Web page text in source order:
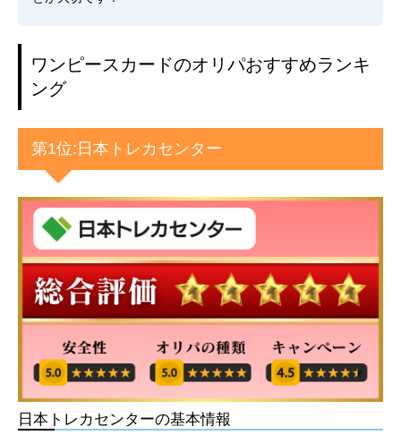
ワンピースカードのオリパおすすめランキ
ング
第1位:日本トレカセンター
日本トレカセンターの基本情報